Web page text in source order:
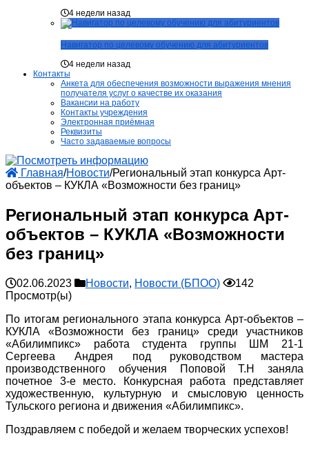
4 недели назад
Навигатор по целевому обучению для абитуриентов
4 недели назад
Контакты
Анкета для обеспечения возможности выражения мнения
получателя услуг о качестве их оказания
Вакансии на работу
Контакты учреждения
Электронная приёмная
Реквизиты
Часто задаваемые вопросы
Главная/Новости/Региональный этап конкурса Арт-
объектов – КУКЛА «Возможности без границ»
Региональный этап конкурса Арт-
объектов – КУКЛА «Возможности
без границ»
02.06.2023 Новости, Новости (БПОО)
142
Просмотр(ы)
По итогам регионального этапа конкурса Арт-объектов –
КУКЛА «Возможности без границ» среди участников
«Абилимпикс» работа студента группы ШМ 21-1
Сергеева Андрея под руководством мастера
производственного обучения Поповой Т.Н заняла
почетное 3-е место. Конкурсная работа представляет
художественную, культурную и смысловую ценность
Тульского региона и движения «Абилимпикс».
Поздравляем с победой и желаем творческих успехов!